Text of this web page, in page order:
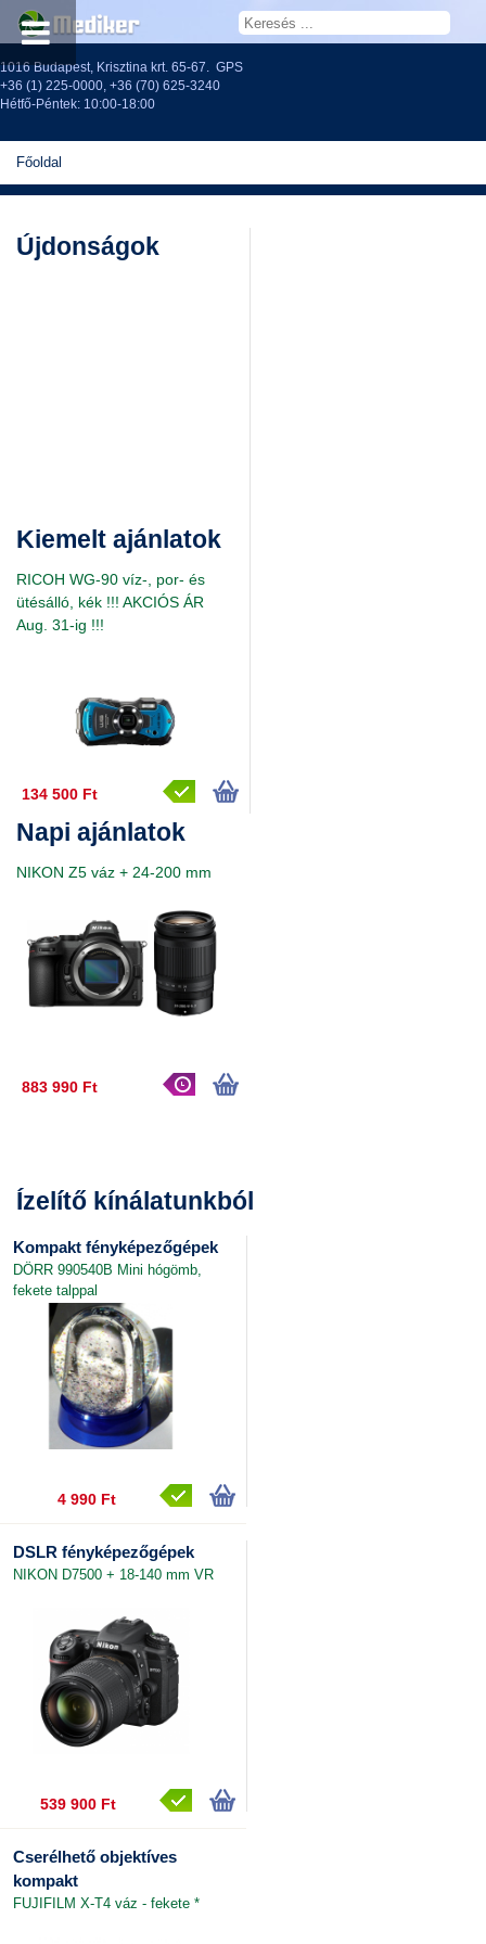
1016 Budapest, Krisztina krt. 65-67. GPS
+36 (1) 225-0000, +36 (70) 625-3240
Hétfő-Péntek: 10:00-18:00
Főoldal
Újdonságok
Kiemelt ajánlatok
RICOH WG-90 víz-, por- és
ütésálló, kék !!! AKCIÓS ÁR
Aug. 31-ig !!!
134 500 Ft
Napi ajánlatok
NIKON Z5 váz + 24-200 mm
883 990 Ft
Ízelítő kínálatunkból
Kompakt fényképezőgépek
DÖRR 990540B Mini hógömb,
fekete talppal
4 990 Ft
DSLR fényképezőgépek
NIKON D7500 + 18-140 mm VR
539 900 Ft
Cserélhető objektíves
kompakt
FUJIFILM X-T4 váz - fekete *